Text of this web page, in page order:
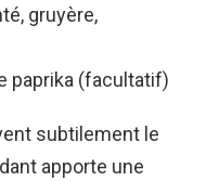
gruyère,
paprika (facultatif)
subtilement le
apporte une